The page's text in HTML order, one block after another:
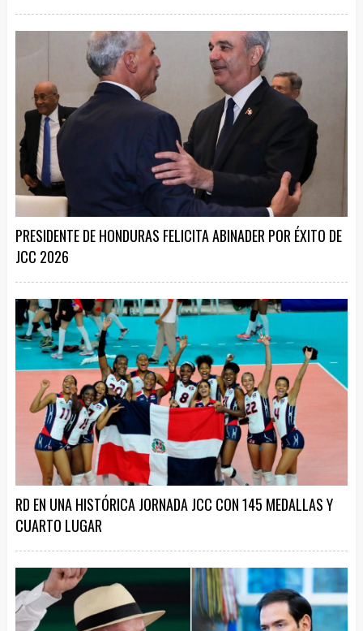
PRESIDENTE DE HONDURAS FELICITA ABINADER POR ÉXITO DE
JCC 2026
RD EN UNA HISTÓRICA JORNADA JCC CON 145 MEDALLAS Y
CUARTO LUGAR